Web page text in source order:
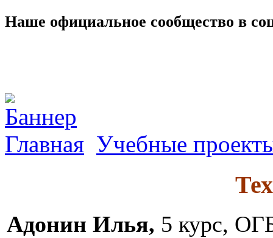
Наше официальное сообщество в
Главная Учебные
Адонин Илья, 5 курс,